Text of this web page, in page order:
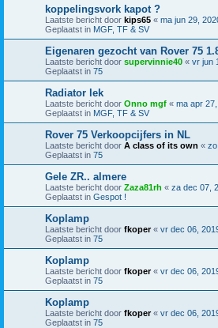
koppelingsvork kapot ?
Laatste bericht door kips65 « ma jun 29,
Geplaatst in MGF, TF & SV
Eigenaren gezocht van Rover 75
Laatste bericht door supervinnie40 « vr jun
Geplaatst in 75
Radiator lek
Laatste bericht door Onno mgf « ma apr
Geplaatst in MGF, TF & SV
Rover 75 Verkoopcijfers in NL
Laatste bericht door A class of its own «
Geplaatst in 75
Gele ZR.. almere
Laatste bericht door Zaza81rh « za dec 07,
Geplaatst in Gespot !
Koplamp
Laatste bericht door fkoper« vr dec 06,
Geplaatst in 75
Koplamp
Laatste bericht door fkoper« vr dec 06,
Geplaatst in 75
Koplamp
Laatste bericht door fkoper« vr dec 06,
Geplaatst in 75